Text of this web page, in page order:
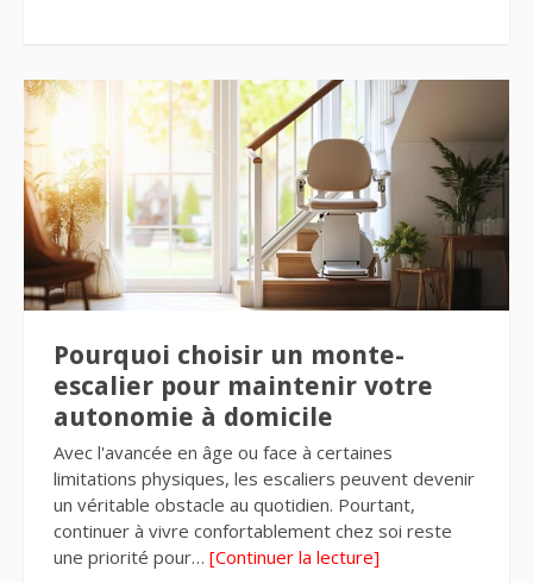
Pourquoi choisir un monte-
escalier pour maintenir votre
autonomie à domicile
Avec l'avancée en âge ou face à certaines
limitations physiques, les escaliers peuvent devenir
un véritable obstacle au quotidien. Pourtant,
continuer à vivre confortablement chez soi reste
une priorité pour… [Continuer la lecture]